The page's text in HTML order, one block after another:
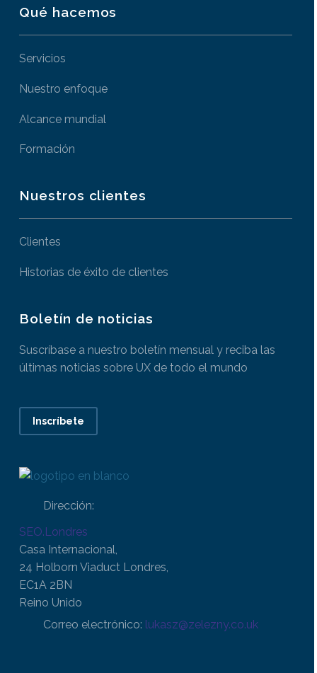
Qué hacemos
Servicios
Nuestro enfoque
Alcance mundial
Formación
Nuestros clientes
Clientes
Historias de éxito de clientes
Boletín de noticias
Suscríbase a nuestro boletín mensual y reciba las
últimas noticias sobre UX de todo el mundo
Inscríbete
Dirección:
SEO.Londres
Casa Internacional,
24 Holborn Viaduct Londres,
EC1A 2BN
Reino Unido
Correo electrónico: lukasz@zelezny.co.uk